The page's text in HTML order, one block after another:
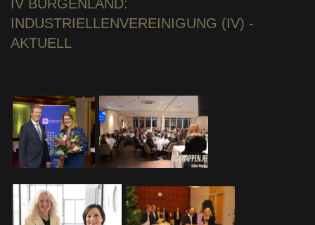
IV BURGENLAND:
INDUSTRIELLENVEREINIGUNG (IV) -
AKTUELL